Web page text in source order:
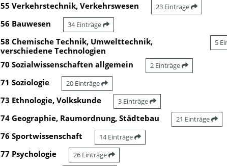
55 Verkehrstechnik, Verkehrswesen 23 Einträge
56 Bauwesen 34 Einträge
58 Chemische Technik, Umwelttechnik,
verschiedene Technologien
5
70 Sozialwissenschaften allgemein 2 Einträge
71 Soziologie 20 Einträge
73 Ethnologie, Volkskunde 3 Einträge
74 Geographie, Raumordnung, Städtebau 21 Einträge
76 Sportwissenschaft 14 Einträge
77 Psychologie 26 Einträge